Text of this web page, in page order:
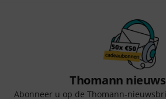
Thomann
Abonneer u op de Thomann-